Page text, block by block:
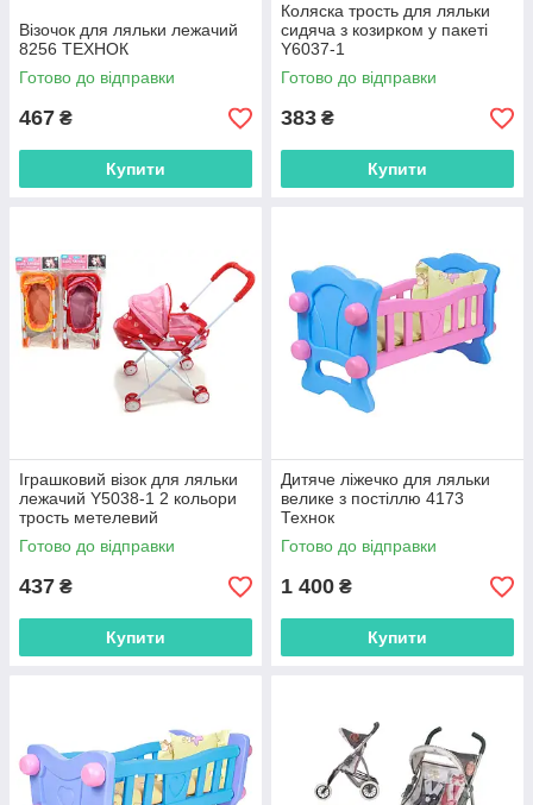
Візочок для ляльки лежачий
8256 ТЕХНОК
Готово до відправки
467 ₴
Купити
Коляска трость для ляльки
сидяча з козирком у пакеті
Y6037-1
Готово до відправки
383 ₴
Купити
Іграшковий візок для ляльки
лежачий Y5038-1 2 кольори
трость метелевий
Готово до відправки
437 ₴
Купити
Дитяче ліжечко для ляльки
велике з постіллю 4173
Технок
Готово до відправки
1 400 ₴
Купити